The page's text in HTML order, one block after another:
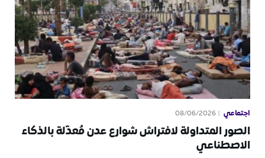
اجتماعي 08/06/2026
الصور المتداولة لافتراش شوارع عدن مُعدّلة بالذكاء
الاصطناعي